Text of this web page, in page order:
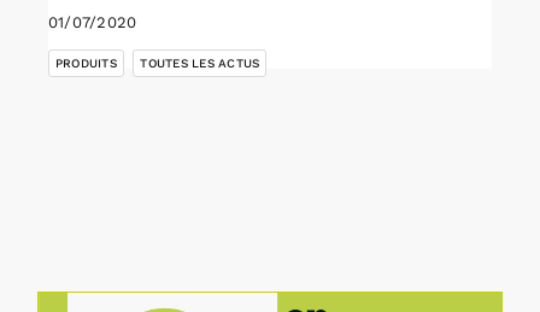
01/07/2020
PRODUITS
,
TOUTES LES ACTUS